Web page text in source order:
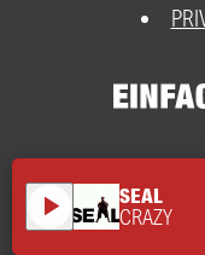
play_arrow SEAL
CRAZY